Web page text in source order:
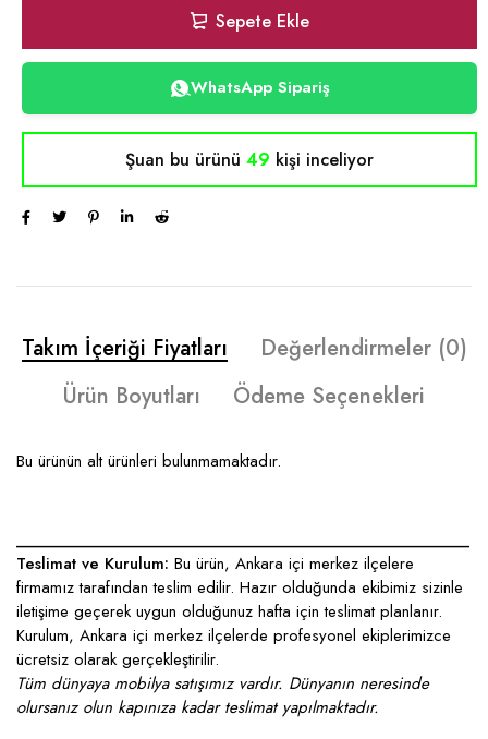
Sepete Ekle
WhatsApp Sipariş
Şuan bu ürünü 49 kişi inceliyor
Takım İçeriği Fiyatları
Değerlendirmeler (0)
Ürün Boyutları
Ödeme Seçenekleri
Bu ürünün alt ürünleri bulunmamaktadır.
____________________________________________________
Teslimat ve Kurulum: Bu ürün, Ankara içi merkez ilçelere
firmamız tarafından teslim edilir. Hazır olduğunda ekibimiz sizinle
iletişime geçerek uygun olduğunuz hafta için teslimat planlanır.
Kurulum, Ankara içi merkez ilçelerde profesyonel ekiplerimizce
ücretsiz olarak gerçekleştirilir.
Tüm dünyaya mobilya satışımız vardır. Dünyanın neresinde
olursanız olun kapınıza kadar teslimat yapılmaktadır.